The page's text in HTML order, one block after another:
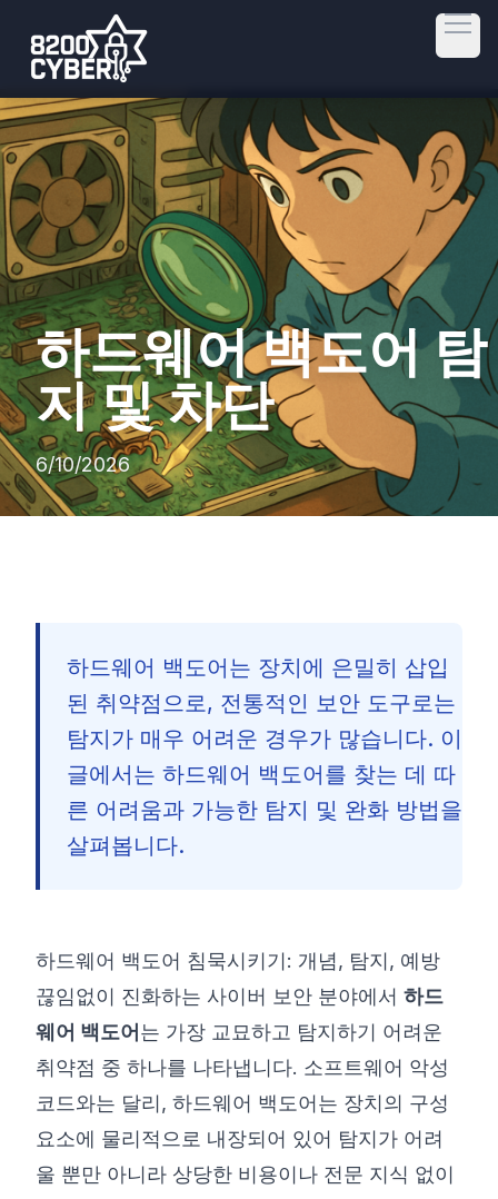
🇰🇷
©2026 8200 사이버 부트캠프
하드웨어 백도어 탐
지 및 차단
6/10/2026
하드웨어 백도어는 장치에 은밀히 삽입
된 취약점으로, 전통적인 보안 도구로는
탐지가 매우 어려운 경우가 많습니다. 이
글에서는 하드웨어 백도어를 찾는 데 따
른 어려움과 가능한 탐지 및 완화 방법을
살펴봅니다.
하드웨어 백도어 침묵시키기: 개념, 탐지, 예방
끊임없이 진화하는 사이버 보안 분야에서 하드
웨어 백도어 는 가장 교묘하고 탐지하기 어려운
취약점 중 하나를 나타냅니다. 소프트웨어 악성
코드와는 달리, 하드웨어 백도어는 장치의 구성
요소에 물리적으로 내장되어 있어 탐지가 어려
울 뿐만 아니라 상당한 비용이나 전문 지식 없이